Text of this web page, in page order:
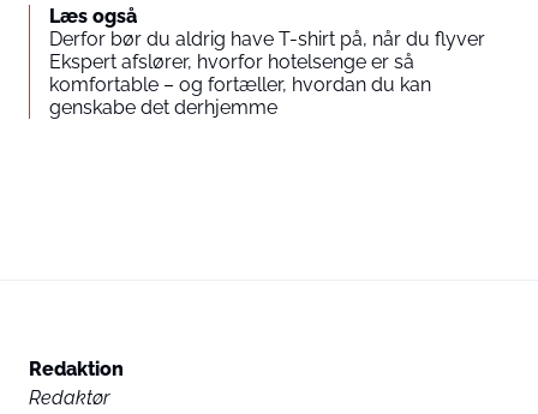
Læs også
Derfor bør du aldrig have T-shirt på, når du flyver
Ekspert afslører, hvorfor hotelsenge er så
komfortable – og fortæller, hvordan du kan
genskabe det derhjemme
Redaktion
Redaktør